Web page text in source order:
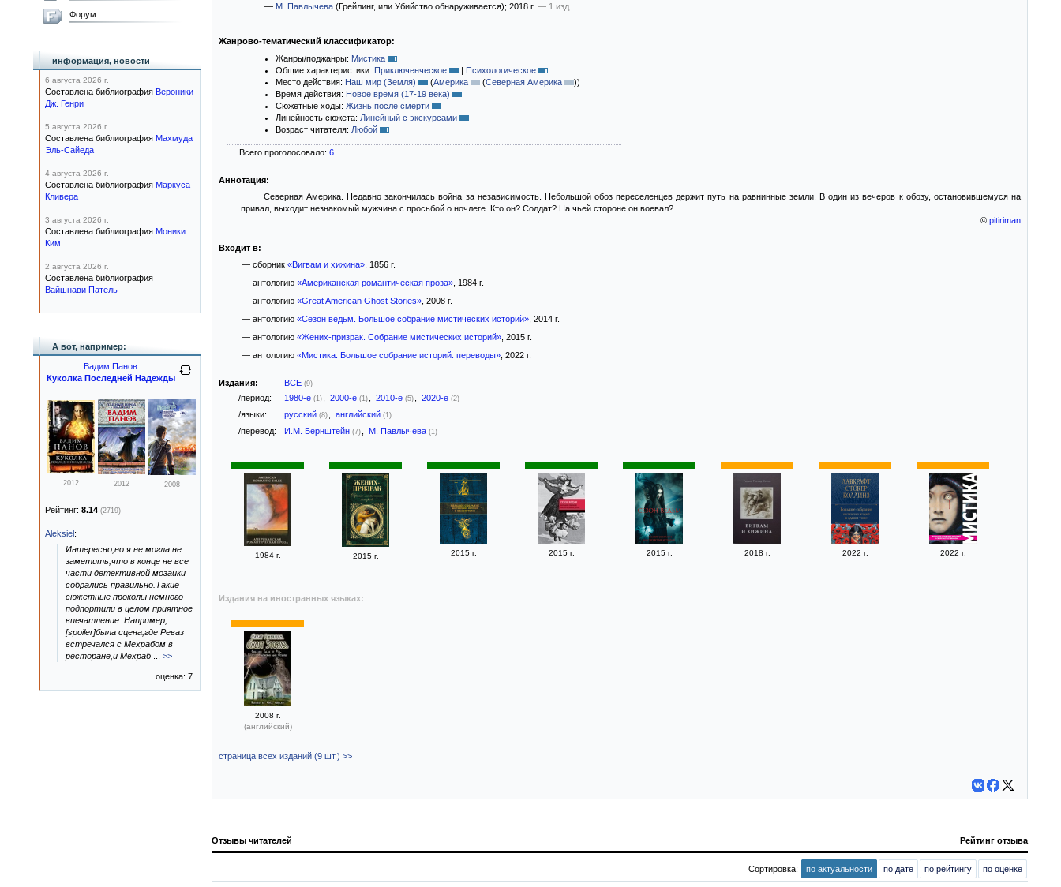
— М. Павлычева (Грейлинг, или Убийство обнаруживается); 2018 г. — 1 изд.
Жанрово-тематический классификатор:
Жанры/поджанры: Мистика
Общие характеристики: Приключенческое | Психологическое
Место действия: Наш мир (Земля) (Америка (Северная Америка ))
Время действия: Новое время (17-19 века)
Сюжетные ходы: Жизнь после смерти
Линейность сюжета: Линейный с экскурсами
Возраст читателя: Любой
Всего проголосовало: 6
Аннотация:
Северная Америка. Недавно закончилась война за независимость. Небольшой обоз переселенцев держит путь на равнинные земли. В один из вечеров к обозу, остановившемуся на
привал, выходит незнакомый мужчина с просьбой о ночлеге. Кто он? Солдат? На чьей стороне он воевал?
© pitiriman
Входит в:
— сборник «Вигвам и хижина», 1856 г.
— антологию «Американская романтическая проза», 1984 г.
— антологию «Great American Ghost Stories», 2008 г.
— антологию «Сезон ведьм. Большое собрание мистических историй», 2014 г.
— антологию «Жених-призрак. Собрание мистических историй», 2015 г.
— антологию «Мистика. Большое собрание историй: переводы», 2022 г.
Издания: ВСЕ (9)
/период: 1980-е (1) 2000-е (1) 2010-е (5) 2020-е (2)
/языки: русский (8) английский (1)
/перевод: И.М. Бернштейн (7) М. Павлычева (1)
1984 г. 2015 г. 2015 г. 2015 г. 2015 г. 2018 г. 2022 г. 2022 г.
Издания на иностранных языках:
2008 г.
(английский)
страница всех изданий (9 шт.) >>
Отзывы читателей Рейтинг отзыва
Сортировка: по актуальности по дате по рейтингу по оценке
Форум
информация, новости
6 августа 2026 г.
Составлена библиография Вероники
Дж. Генри
5 августа 2026 г.
Составлена библиография Махмуда
Эль-Сайеда
4 августа 2026 г.
Составлена библиография Маркуса
Кливера
3 августа 2026 г.
Составлена библиография Моники
Ким
2 августа 2026 г.
Составлена библиография
Вайшнави Патель
А вот, например:
Вадим Панов
Куколка Последней Надежды
2012 2012 2008
Рейтинг: 8.14 (2719)
Aleksiel:
Интересно,но я не могла не
заметить,что в конце не все
части детективной мозаики
собрались правильно.Такие
сюжетные проколы немного
подпортили в целом приятное
впечатление. Например,
[spoiler]была сцена,где Реваз
встречался с Мехрабом в
ресторане,и Мехраб
>>
оценка: 7